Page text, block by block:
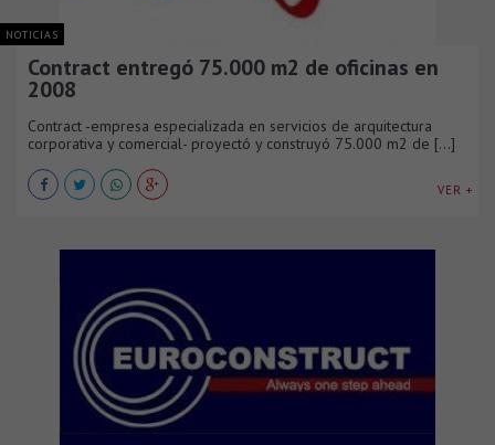
NOTICIAS
Contract entregó 75.000 m2 de oficinas en
2008
Contract -empresa especializada en servicios de arquitectura
corporativa y comercial- proyectó y construyó 75.000 m2 de [...]
VER +